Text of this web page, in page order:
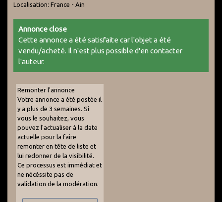
Localisation: France - Ain
Annonce close
Cette annonce a été satisfaite car l'objet a été
vendu/acheté. Il n'est plus possible d'en contacter
l'auteur.
Remonter l'annonce
Votre annonce a été postée il
y a plus de 3 semaines. Si
vous le souhaitez, vous
pouvez l'actualiser à la date
actuelle pour la faire
remonter en tête de liste et
lui redonner de la visibilité.
Ce processus est immédiat et
ne nécéssite pas de
validation de la modération.